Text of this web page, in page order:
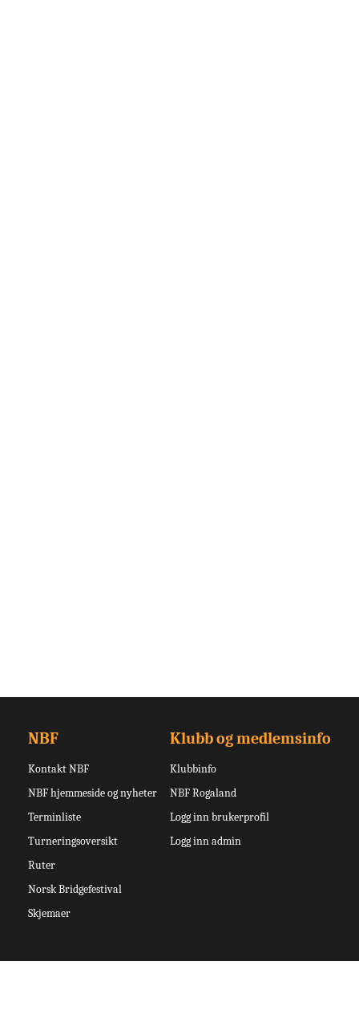
NBF
Kontakt NBF
NBF hjemmeside og nyheter
Terminliste
Turneringsoversikt
Ruter
Norsk Bridgefestival
Skjemaer
Klubb og medlemsinfo
Klubbinfo
NBF Rogaland
Logg inn brukerprofil
Logg inn admin